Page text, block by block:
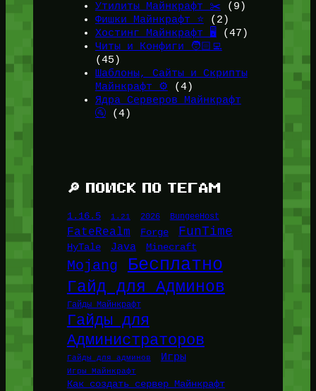
Утилиты Майнкрафт ✂️ (9)
Фишки Майнкрафт ⭐(2)
Хостинг Майнкрафт 🖥️ (47)
Читы и Конфиги 🧑🏻‍💻
(45)
Шаблоны, Сайты и Скрипты
Майнкрафт ⚙️ (4)
Ядра Серверов Майнкрафт
🚰(4)
🔎 ПОИСК ПО ТЕГАМ
1.16.5 1.21 2026 BungeeHost
FateRealm Forge FunTime
HyTale Java Minecraft
Mojang Бесплатно
Гайд для Админов
Гайды Майнкрафт
Гайды для
Администраторов
Гайды для админов Игры
Игры Майнкрафт
Как создать сервер Майнкрафт